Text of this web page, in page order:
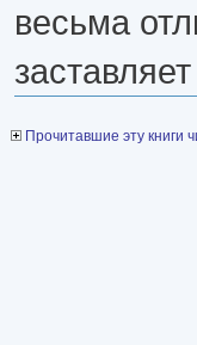
весьма
Прочитавшие эту книги